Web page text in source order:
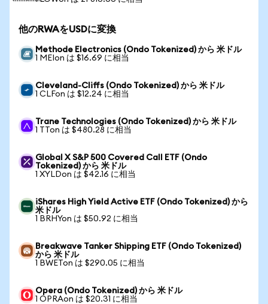
他のRWAをUSDに変換
Methode Electronics (Ondo Tokenized) から 米ドル
1 MEIon は $16.69 に相当
Cleveland-Cliffs (Ondo Tokenized) から 米ドル
1 CLFon は $12.24 に相当
Trane Technologies (Ondo Tokenized) から 米ドル
1 TTon は $480.28 に相当
Global X S&P 500 Covered Call ETF (Ondo
Tokenized) から 米ドル
1 XYLDon は $42.16 に相当
iShares High Yield Active ETF (Ondo Tokenized) から
米ドル
1 BRHYon は $50.92 に相当
Breakwave Tanker Shipping ETF (Ondo Tokenized)
から 米ドル
1 BWETon は $290.05 に相当
Opera (Ondo Tokenized) から 米ドル
1 OPRAon は $20.31 に相当